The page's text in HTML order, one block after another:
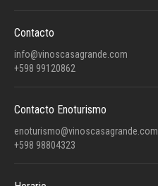
Contacto
info@vinoscasagrande.com
+598 99120862
Contacto Enoturismo
enoturismo@vinoscasagrande.com
+598 98804323